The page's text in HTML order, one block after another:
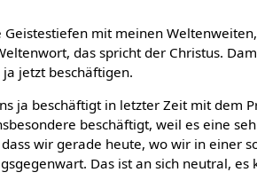
Geistestiefen mit meinen
das spricht der Christus.
jetzt beschäftigen.
ja beschäftigt in letzter Zeit mit dem
beschäftigt, weil es eine
wir gerade heute, wo wir in einer
Das ist an sich neutral,